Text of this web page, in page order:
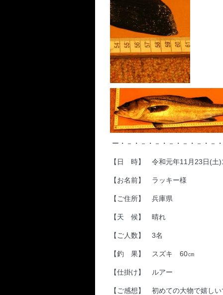
ー・－・－・－・－・－・－・－
【日 時】 令和元年11月23日(土
【お名前】 ラッキー様
【ご住所】 兵庫県
【天 候】 晴れ
【ご人数】 3名
【釣 果】 スズキ 60㎝
【仕掛け】 ルアー
【ご感想】 初めての大物で嬉しい